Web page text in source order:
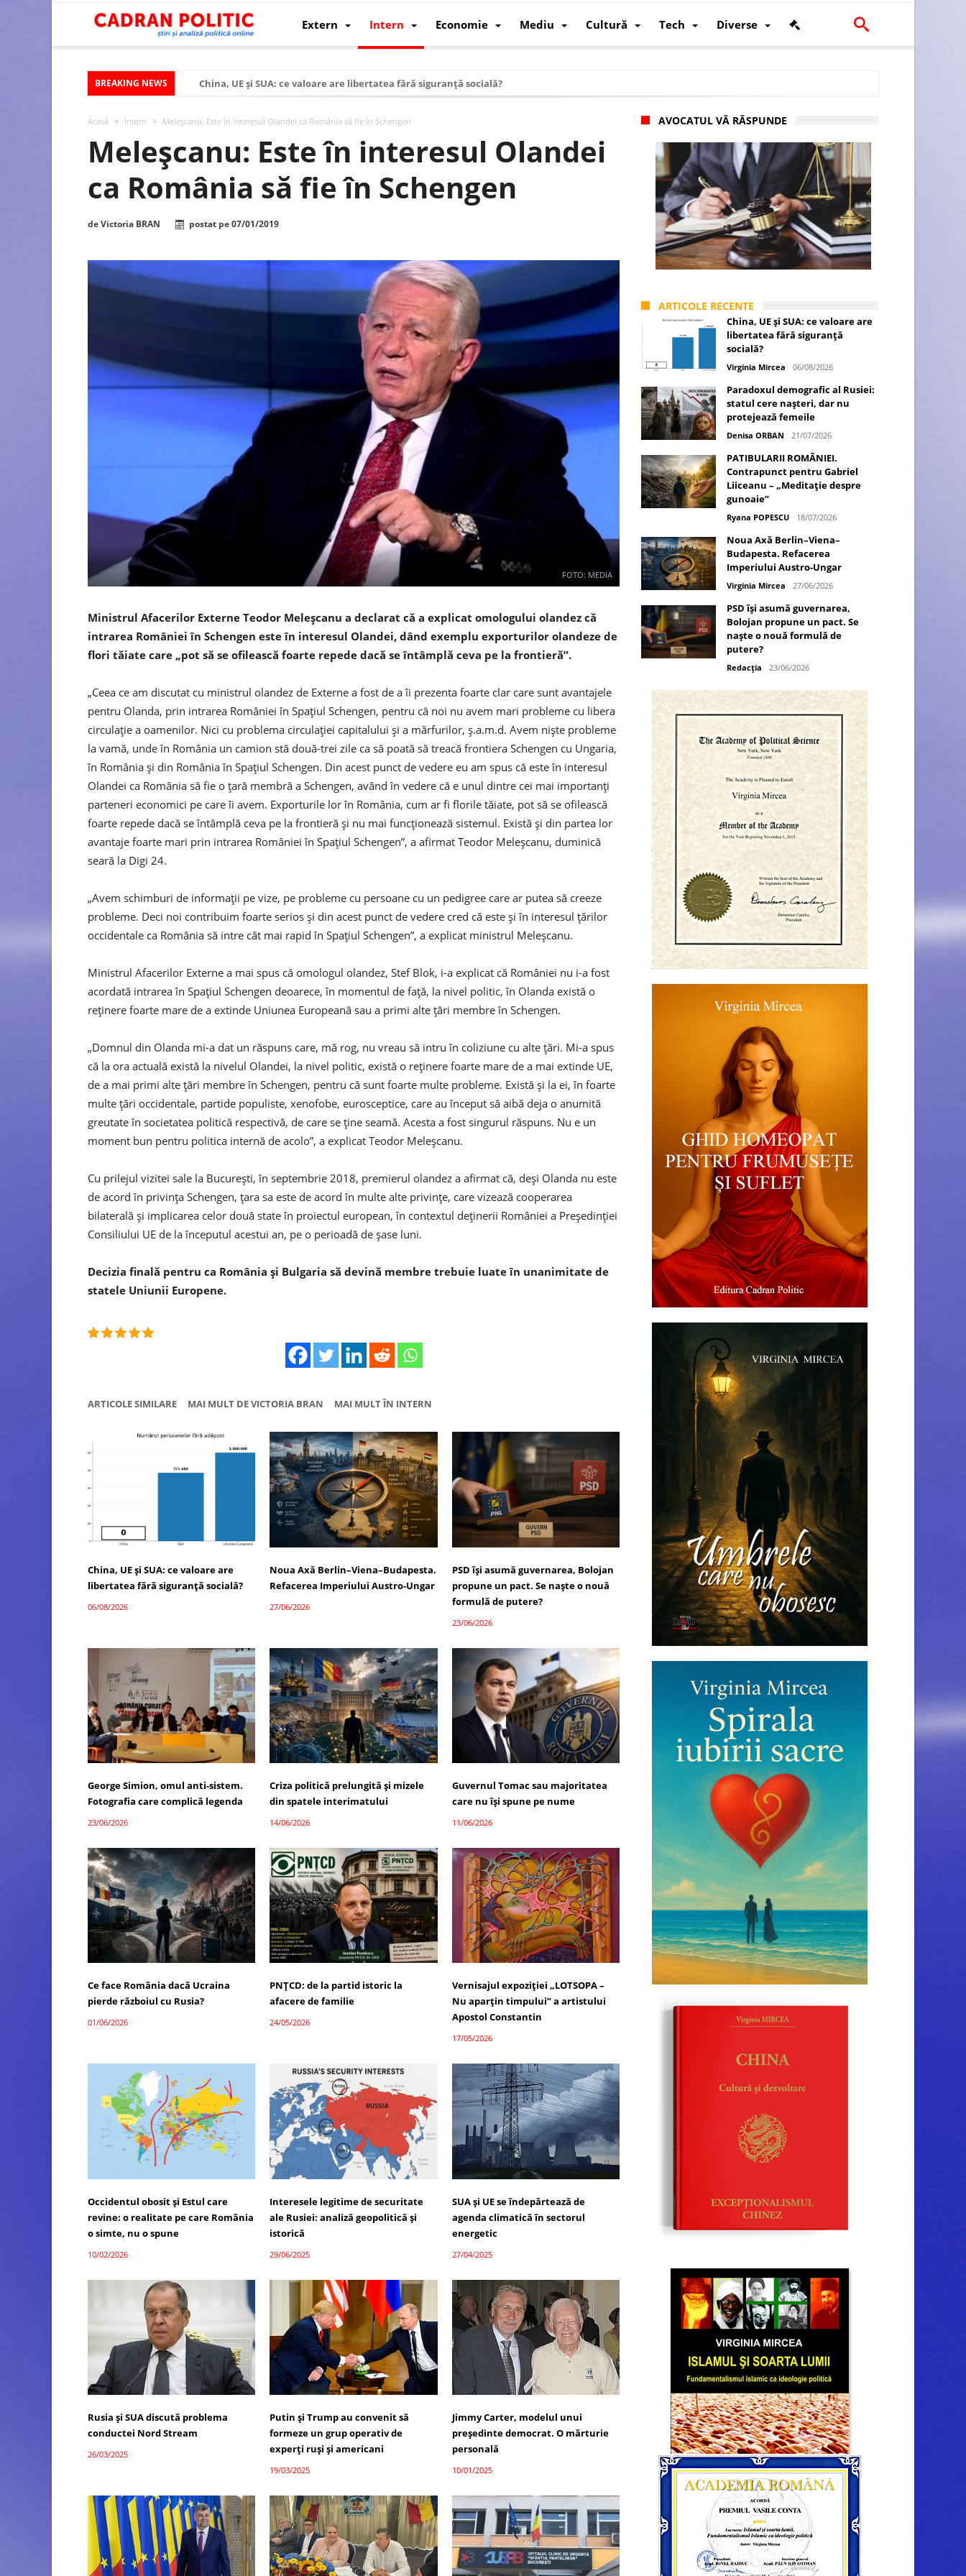
Extern Intern Economie Mediu Cultură Tech Diverse
BREAKING NEWS
China, UE și SUA: ce valoare are libertatea fără siguranță socială?
Modelul economic al Chinei: cum a devenit atelierul lumii și rivalul economic al SUA
Modelul economic al Rusiei: de ce rezistă?
Occidentul obosit și Estul care revine: o realitate pe care România o simte, nu o spune
Viitorul României în Uniunea Europeană. Ce ne așteaptă? – O analiză structurală a demografiei, fiscalității și poziției României în U.E.
Huawei dezvoltă un nou cip AI pentru a înlocui Nvidia
Acasă Intern Meleşcanu: Este în interesul Olandei ca România să fie în Schengen
Meleşcanu: Este în interesul Olandei
ca România să fie în Schengen
deVictoria BRAN postat pe07/01/2019
FOTO: MEDIA
Ministrul Afacerilor Externe Teodor Meleşcanu a declarat că a explicat omologului olandez că
intrarea României în Schengen este în interesul Olandei, dând exemplu exporturilor olandeze de
flori tăiate care „pot să se ofilească foarte repede dacă se întâmplă ceva pe la frontieră”.
„Ceea ce am discutat cu ministrul olandez de Externe a fost de a îi prezenta foarte clar care sunt avantajele
pentru Olanda, prin intrarea României în Spaţiul Schengen, pentru că noi nu avem mari probleme cu libera
circulaţie a oamenilor. Nici cu problema circulaţiei capitalului şi a mărfurilor, ş.a.m.d. Avem nişte probleme
la vamă, unde în România un camion stă două-trei zile ca să poată să treacă frontiera Schengen cu Ungaria,
în România şi din România în Spaţiul Schengen. Din acest punct de vedere eu am spus că este în interesul
Olandei ca România să fie o ţară membră a Schengen, având în vedere că e unul dintre cei mai importanţi
parteneri economici pe care îi avem. Exporturile lor în România, cum ar fi florile tăiate, pot să se ofilească
foarte repede dacă se întâmplă ceva pe la frontieră şi nu mai funcţionează sistemul. Există şi din partea lor
avantaje foarte mari prin intrarea României în Spaţiul Schengen”, a afirmat Teodor Meleşcanu, duminică
seară la Digi 24.
„Avem schimburi de informaţii pe vize, pe probleme cu persoane cu un pedigree care ar putea să creeze
probleme. Deci noi contribuim foarte serios şi din acest punct de vedere cred că este şi în interesul ţărilor
occidentale ca România să intre cât mai rapid în Spaţiul Schengen”, a explicat ministrul Meleşcanu.
Ministrul Afacerilor Externe a mai spus că omologul olandez, Stef Blok, i-a explicat că României nu i-a fost
acordată intrarea în Spaţiul Schengen deoarece, în momentul de faţă, la nivel politic, în Olanda există o
reţinere foarte mare de a extinde Uniunea Europeană sau a primi alte ţări membre în Schengen.
„Domnul din Olanda mi-a dat un răspuns care, mă rog, nu vreau să intru în coliziune cu alte ţări. Mi-a spus
că la ora actuală există la nivelul Olandei, la nivel politic, există o reţinere foarte mare de a mai extinde UE,
de a mai primi alte ţări membre în Schengen, pentru că sunt foarte multe probleme. Există şi la ei, în foarte
multe ţări occidentale, partide populiste, xenofobe, eurosceptice, care au început să aibă deja o anumită
greutate în societatea politică respectivă, de care se ţine seamă. Acesta a fost singurul răspuns. Nu e un
moment bun pentru politica internă de acolo”, a explicat Teodor Meleşcanu.
Cu prilejul vizitei sale la Bucureşti, în septembrie 2018, premierul olandez a afirmat că, deşi Olanda nu este
de acord în privinţa Schengen, ţara sa este de acord în multe alte privinţe, care vizează cooperarea
bilaterală şi implicarea celor două state în proiectul european, în contextul deţinerii României a Preşedinţiei
Consiliului UE de la începutul acestui an, pe o perioadă de şase luni.
Decizia finală pentru ca România şi Bulgaria să devină membre trebuie luate în unanimitate de
statele Uniunii Europene.
ARTICOLE SIMILARE MAI MULT DE VICTORIA BRAN MAI MULT ÎN INTERN
China, UE și SUA: ce valoare are
libertatea fără siguranță socială?
06/08/2026
Noua Axă Berlin–Viena–Budapesta.
Refacerea Imperiului Austro-Ungar
27/06/2026
PSD își asumă guvernarea, Bolojan
propune un pact. Se naște o nouă
formulă de putere?
23/06/2026
George Simion, omul anti-sistem.
Fotografia care complică legenda
23/06/2026
Criza politică prelungită și mizele
din spatele interimatului
14/06/2026
Guvernul Tomac sau majoritatea
care nu își spune pe nume
11/06/2026
Ce face România dacă Ucraina
pierde războiul cu Rusia?
01/06/2026
PNȚCD: de la partid istoric la
afacere de familie
24/05/2026
Vernisajul expoziției „LOTSOPA –
Nu aparțin timpului” a artistului
Apostol Constantin
17/05/2026
Occidentul obosit și Estul care
revine: o realitate pe care România
o simte, nu o spune
10/02/2026
Interesele legitime de securitate
ale Rusiei: analiză geopolitică și
istorică
29/06/2025
SUA și UE se îndepărtează de
agenda climatică în sectorul
energetic
27/04/2025
Rusia și SUA discută problema
conductei Nord Stream
26/03/2025
Putin și Trump au convenit să
formeze un grup operativ de
experți ruși și americani
19/03/2025
Jimmy Carter, modelul unui
președinte democrat. O mărturie
personală
10/01/2025
AVOCATUL VĂ RĂSPUNDE
ARTICOLE RECENTE
China, UE și SUA: ce valoare are
libertatea fără siguranță
socială?
Virginia Mircea 06/08/2026
Paradoxul demografic al Rusiei:
statul cere nașteri, dar nu
protejează femeile
Denisa ORBAN 21/07/2026
PATIBULARII ROMÂNIEI.
Contrapunct pentru Gabriel
Liiceanu – „Meditație despre
gunoaie”
Ryana POPESCU 18/07/2026
Noua Axă Berlin–Viena–
Budapesta. Refacerea
Imperiului Austro-Ungar
Virginia Mircea 27/06/2026
PSD își asumă guvernarea,
Bolojan propune un pact. Se
naște o nouă formulă de
putere?
Redacția 23/06/2026